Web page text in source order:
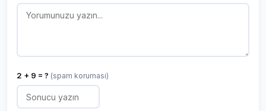
2 + 9 = ? (spam koruması)